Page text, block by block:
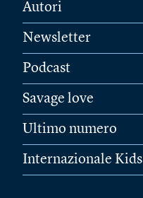
Autori
Newsletter
Podcast
Savage love
Ultimo numero
Internazionale Kids